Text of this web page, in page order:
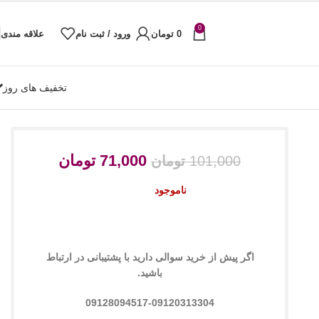
0
0 تومان ورود / ثبت نام علاقه مندی
تخفیف های روز
101,000 تومان 71,000 تومان
ناموجود
اگر پیش از خرید سوالی دارید با پشتیبانی در ارتباط
باشید.
09128094517-09120313304